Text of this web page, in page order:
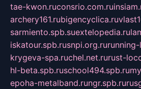
tae-kwon.ruconsrio.com.ru
archery161.rubigencyclica.ru
sarmiento.spb.suextelopedia.ru
iskatour.spb.rusnpi.org.rurunning-
krygeva-spa.ruchel.net.rurust-
hl-beta.spb.ruschool494.spb.ru
epoha-metalband.rungr.spb.ru